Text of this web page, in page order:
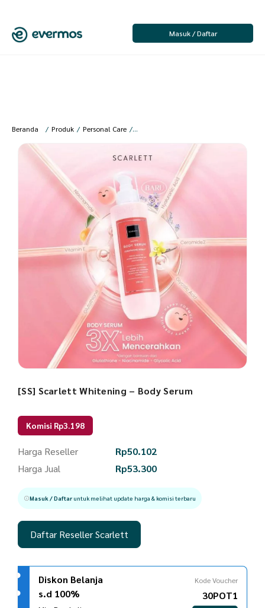
Masuk / Daftar
Beranda / Produk / Personal Care / Perawatan Kulit
[SS] Scarlett Whitening – Body Serum
Komisi Rp3.198
Harga Reseller Rp50.102
Harga Jual
Rp53.300
Masuk / Daftaruntuk melihat update harga & komisi terbaru
Daftar Reseller Scarlett
Diskon Belanja
s.d 100%
Kode Voucher
30POT1